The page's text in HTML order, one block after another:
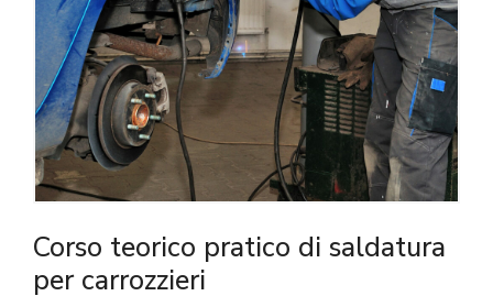
Corso teorico pratico di saldatura
per carrozzieri